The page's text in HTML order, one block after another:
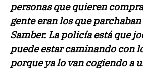
personas que quieren
gente eran los que parchaban
Samber. La policía está que
puede estar caminando con
porque ya lo van cogiendo a